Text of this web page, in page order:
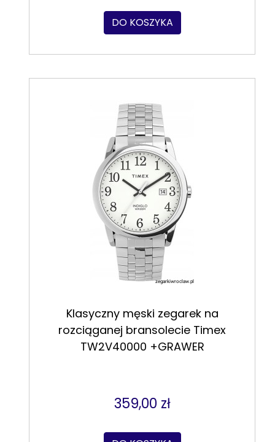
DO KOSZYKA
Klasyczny męski zegarek na
rozciąganej bransolecie Timex
TW2V40000 +GRAWER
359,00 zł